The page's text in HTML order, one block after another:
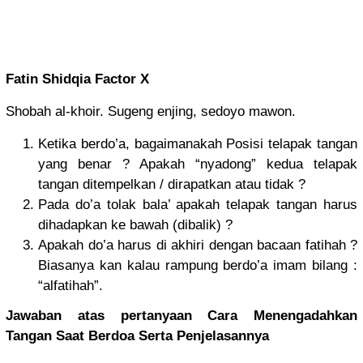
Fatin Shidqia Factor X
Shobah al-khoir. Sugeng enjing, sedoyo mawon.
Ketika berdo’a, bagaimanakah Posisi telapak tangan
yang benar ? Apakah “nyadong” kedua telapak
tangan ditempelkan / dirapatkan atau tidak ?
Pada do’a tolak bala’ apakah telapak tangan harus
dihadapkan ke bawah (dibalik) ?
Apakah do’a harus di akhiri dengan bacaan fatihah ?
Biasanya kan kalau rampung berdo’a imam bilang :
“alfatihah”.
Jawaban atas pertanyaan Cara Menengadahkan
Tangan Saat Berdoa Serta Penjelasannya